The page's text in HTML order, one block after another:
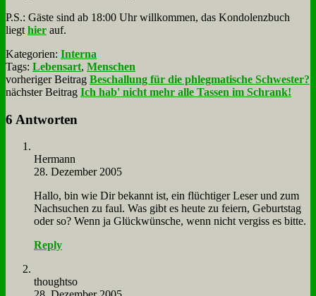
P.S.: Gä­ste sind ab 18:00 Uhr will­kom­men, das Kon­do­lenz­buch
liegt hier auf.
Kategorien: Interna
Tags: Lebensart, Menschen
vorheriger Beitrag Beschallung für die phlegmatische Schwester?
nächster Beitrag Ich hab' nicht mehr alle Tassen im Schrank!
6 Antworten
Her­mann
28. Dezember 2005
Hal­lo, bin wie Dir be­kannt ist, ein flüch­ti­ger Le­ser und zum
Nach­su­chen zu faul. Was gibt es heu­te zu fei­ern, Ge­burts­tag
oder so? Wenn ja Glück­wün­sche, wenn nicht ver­giss es bit­te.
Reply
thought­so